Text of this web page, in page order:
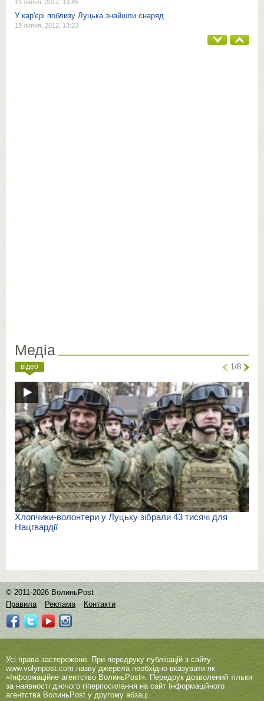
19 липня, 2012, 13:45
У кар'єрі поблизу Луцька знайшли снаряд
19 липня, 2012, 13:23
Медіа
відео 1/8
Хлопчики-волонтери у Луцьку зібрали 43 тисячі для
Нацгвардії
© 2011-2026 ВолиньPost
Правила
Реклама Контакти
Усі права застережено. При передруку публікацій з сайту
www.volynpost.com назву джерела необхідно вказувати як
«Інформаційне агентство ВолиньPost». Передрук дозволений тільки
за наявності діючого гіперпосилання на сайт Інформаційного
агентства ВолиньPost у другому абзаці.